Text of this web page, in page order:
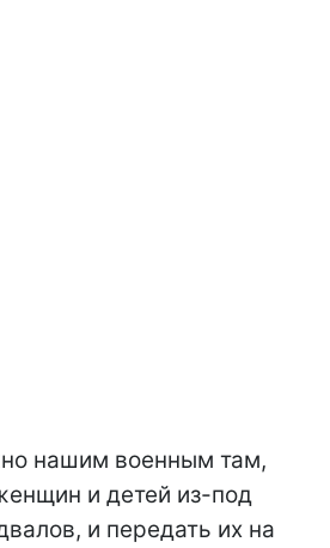
нашим военным там,
и детей из-под
и передать их на